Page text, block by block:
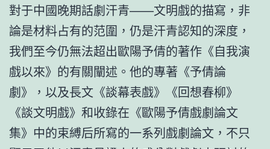
對于中國晚期話劇汗青——文明戲的描寫，非
論是材料占有的范圍，仍是汗青認知的深度，
我們至今仍無法超出歐陽予倩的著作《自我演
戲以來》的有關闡述。他的專著《予倩論
劇》，以及長文《談幕表戲》《回想春柳》
《談文明戲》和收錄在《歐陽予倩戲劇論文
集》中的束縛后所寫的一系列戲劇論文，不只